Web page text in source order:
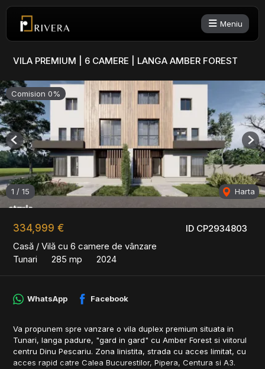
Meniu
VILA PREMIUM | 6 CAMERE | LANGA AMBER FOREST
ID CP2934803
334,999 €
Casă / Vilă cu 6 camere de vânzare
Tunari
285 mp 2024
Comision 0%
1 / 15 Harta
Previous
WhatsApp Facebook
Va propunem spre vanzare o vila duplex premium situata in
Tunari, langa padure, "gard in gard" cu Amber Forest si viitorul
centru Dinu Pescariu. Zona linistita, strada cu acces limitat, cu
acces rapid catre Calea Bucurestilor, Pipera, Centura si A3.